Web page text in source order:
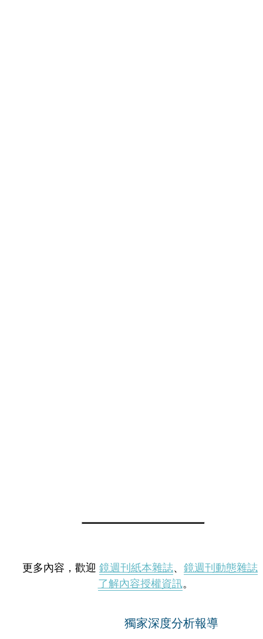
更多內容，歡迎 鏡週刊紙本雜誌、 鏡週刊動態雜誌
了解內容授權資訊。
獨家深度分析報導